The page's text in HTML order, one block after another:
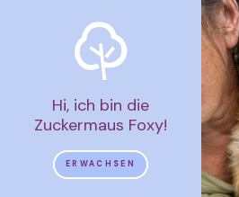
Hi, ich bin die
Zuckermaus Foxy!
ERWACHSEN